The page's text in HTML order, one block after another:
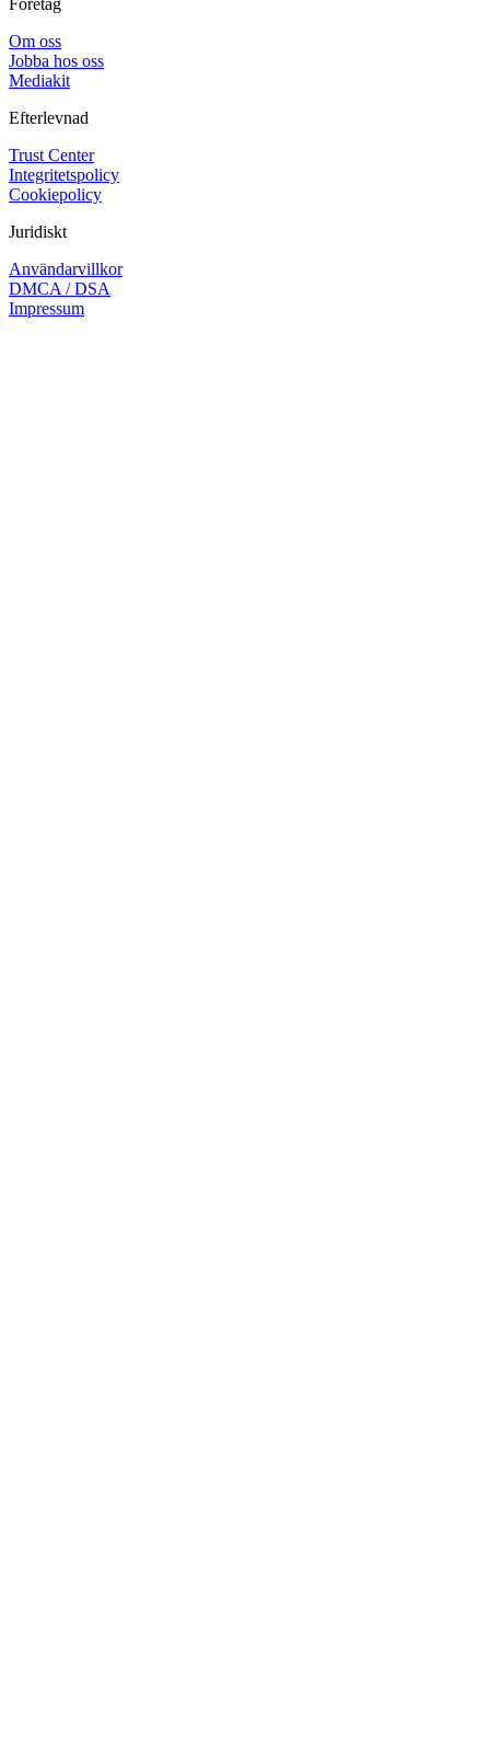
Om oss
Jobba hos oss
Mediakit
Efterlevnad
Trust Center
Integritetspolicy
Cookiepolicy
Juridiskt
Användarvillkor
DMCA / DSA
Impressum